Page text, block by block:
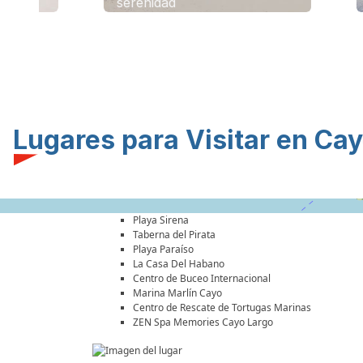
Lugares para Visitar en
Playa Sirena
Taberna del Pirata
Playa Paraíso
La Casa Del Habano
Centro de Buceo Internacional
Marina Marlín Cayo
Centro de Rescate de Tortugas Marinas
ZEN Spa Memories Cayo Largo